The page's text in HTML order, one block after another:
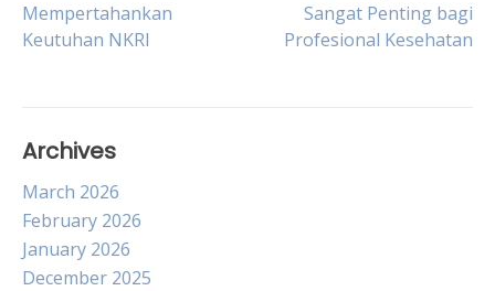
navigation
Mempertahankan
Keutuhan NKRI
Sangat Penting bagi
Profesional Kesehatan
Archives
March 2026
February 2026
January 2026
December 2025